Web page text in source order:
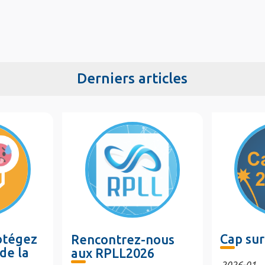
Derniers articles
la
Rencontrez-nous
aux RPLL2026
Cap